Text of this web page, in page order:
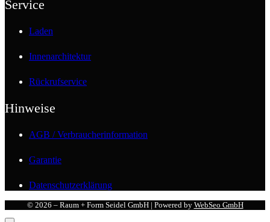
Service
Laden
Innenarchitektur
Rückrufservice
Hinweise
AGB / Verbraucherinformation
Garantie
Datenschutzerklärung
© 2026 – Raum + Form Seidel GmbH | Powered by WebSeo GmbH